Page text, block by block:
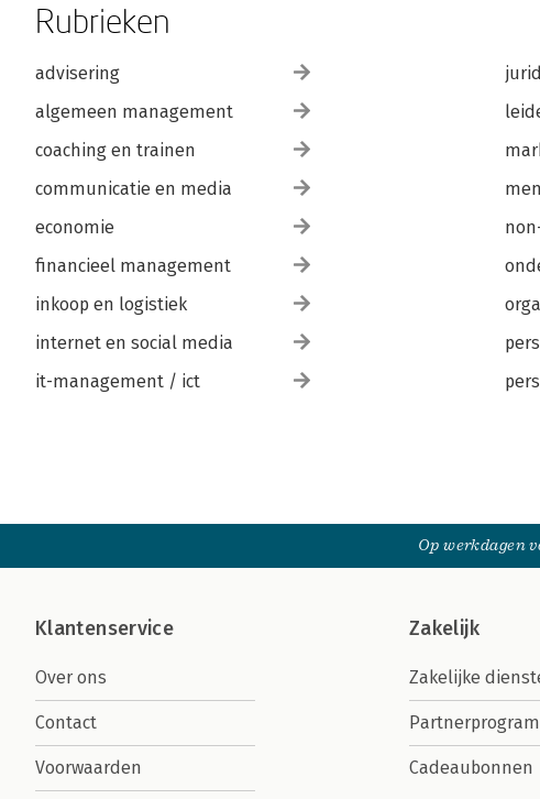
Rubrieken
advisering
algemeen management
coaching en trainen
communicatie en media
economie
financieel management
inkoop en logistiek
internet en social media
it-management / ict
Op werkdagen
Klantenservice
Over ons
Contact
Voorwaarden
Zakelijk
Zakelijke
Cadeaubonnen